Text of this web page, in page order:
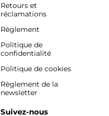
Retours et
réclamations
Règlement
Politique de
confidentialité
Politique de cookies
Règlement de la
newsletter
Suivez-nous